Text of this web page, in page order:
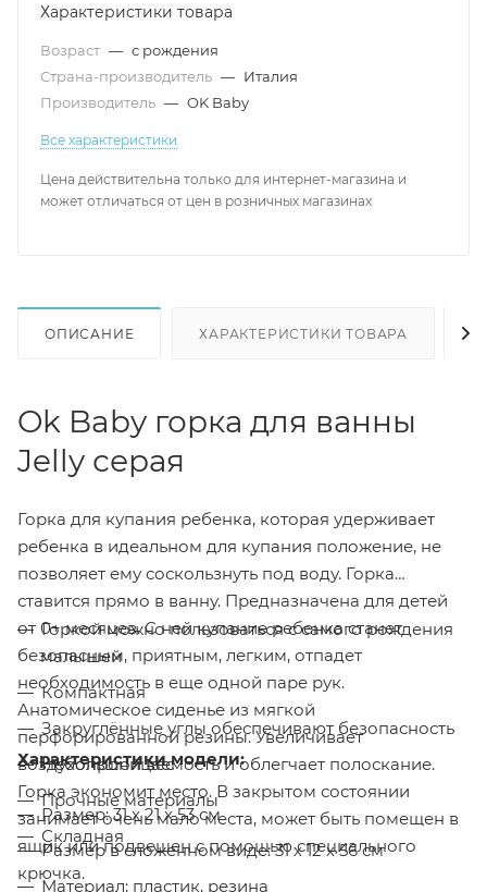
Характеристики товара
Возраст — с рождения
Страна-производитель — Италия
Производитель — OK Baby
Все характеристики
Цена действительна только для интернет-магазина и
может отличаться от цен в розничных магазинах
ОПИСАНИЕ ХАРАКТЕРИСТИКИ ТОВАРА
Ok Baby горка для ванны
Jelly серая
Горка для купания ребенка, которая удерживает
ребенка в идеальном для купания положение, не
позволяет ему соскользнуть под воду. Горка
ставится прямо в ванну. Предназначена для детей
от 0+ месяцев. С ней купание ребенка станет
безопасным, приятным, легким, отпадет
необходимость в еще одной паре рук.
Анатомическое сиденье из мягкой
перфорированной резины. Увеличивает
воздухопроницаемость и облегчает полоскание.
Горка экономит место. В закрытом состоянии
занимает очень мало места, может быть помещен в
ящик или подвешен с помощью специального
крючка.
Горкой можно пользоваться с самого рождения
малышей
Компактная
Закруглённые углы обеспечивают безопасность
Небольшой вес
Прочные материалы
Складная
Характеристики модели:
Размер: 31 x 21 x 53 см
Размер в сложенном виде: 31 х 12 х 56 см
Материал: пластик, резина